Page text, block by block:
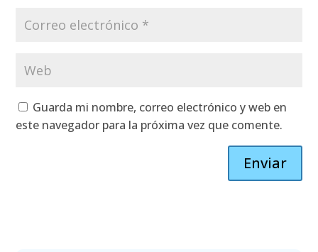
Guarda mi nombre, correo electrónico y web en
este navegador para la próxima vez que comente.
Enviar